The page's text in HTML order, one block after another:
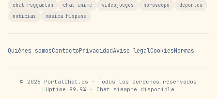
chat reggaetón
chat anime videojuegos horóscopo
deportes
noticias
música hispana
Quiénes somosContactoPrivacidadAviso legalCookiesNormas
© 2026 PortalChat.es · Todos los derechos reservados
Uptime 99.9% · Chat siempre disponible